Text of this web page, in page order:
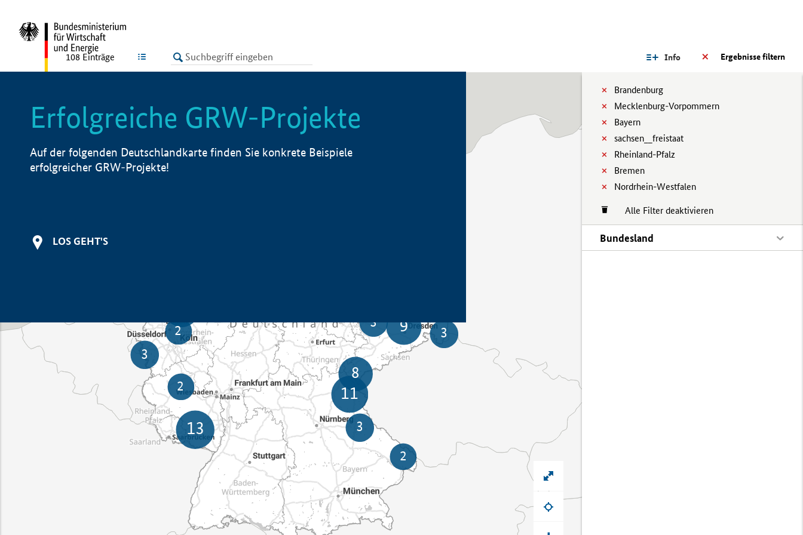
LISTE Ergebnisse filtern
Info
Brandenburg
Mecklenburg-Vorpommern
Bayern
sachsen__freistaat
Rheinland-Pfalz
Bremen
Nordrhein-Westfalen
Alle Filter deaktivieren
Bundesland
108 Einträge
Erfolgreiche GRW-Projekte
Auf der folgenden Deutschlandkarte finden Sie konkrete Beispiele
erfolgreicher GRW-Projekte!
LOS GEHT'S